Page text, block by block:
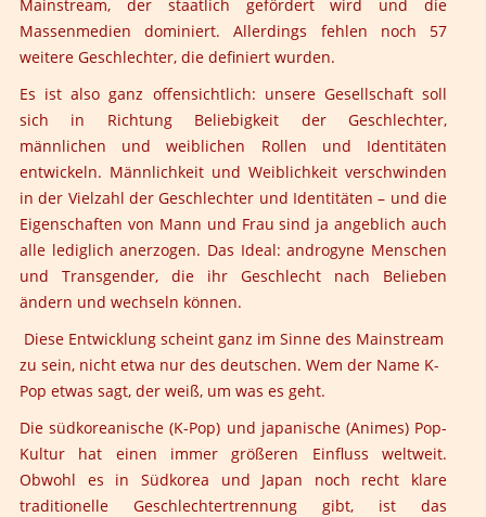
Mainstream, der staatlich gefördert wird und die
Massenmedien dominiert. Allerdings fehlen noch 57
weitere Geschlechter, die definiert wurden.
Es ist also ganz offensichtlich: unsere Gesellschaft soll
sich in Richtung Beliebigkeit der Geschlechter,
männlichen und weiblichen Rollen und Identitäten
entwickeln. Männlichkeit und Weiblichkeit verschwinden
in der Vielzahl der Geschlechter und Identitäten – und die
Eigenschaften von Mann und Frau sind ja angeblich auch
alle lediglich anerzogen. Das Ideal: androgyne Menschen
und Transgender, die ihr Geschlecht nach Belieben
ändern und wechseln können.
Diese Entwicklung scheint ganz im Sinne des Mainstream
zu sein, nicht etwa nur des deutschen. Wem der Name K-
Pop etwas sagt, der weiß, um was es geht.
Die südkoreanische (K-Pop) und japanische (Animes) Pop-
Kultur hat einen immer größeren Einfluss weltweit.
Obwohl es in Südkorea und Japan noch recht klare
traditionelle Geschlechtertrennung gibt, ist das